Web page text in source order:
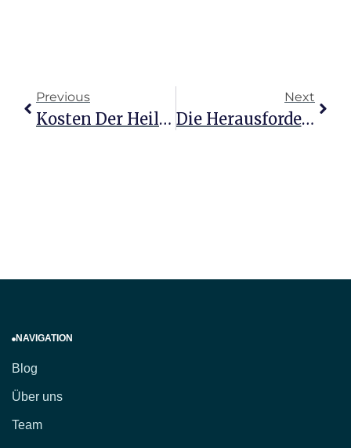
Previous
Kosten Der Heilpraktiker-Ausbildung: Ein Inspirierender Weg
Next
Die Herausforderung Meistern: Heilpraktikerprüfung Psychotherapie
NAVIGATION
Blog
Über uns
Team